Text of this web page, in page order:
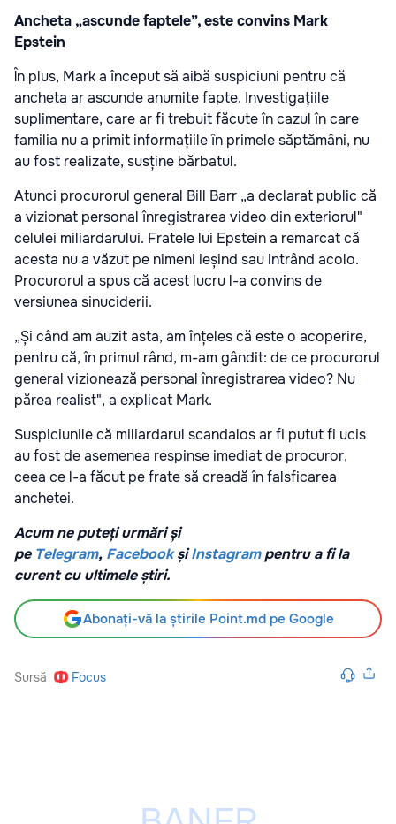
Ancheta „ascunde faptele”, este convins Mark
Epstein
În plus, Mark a început să aibă suspiciuni pentru că
ancheta ar ascunde anumite fapte. Investigațiile
suplimentare, care ar fi trebuit făcute în cazul în care
familia nu a primit informațiile în primele săptămâni, nu
au fost realizate, susține bărbatul.
Atunci procurorul general Bill Barr „a declarat public că
a vizionat personal înregistrarea video din exteriorul"
celulei miliardarului. Fratele lui Epstein a remarcat că
acesta nu a văzut pe nimeni ieșind sau intrând acolo.
Procurorul a spus că acest lucru l-a convins de
versiunea sinuciderii.
„Și când am auzit asta, am înțeles că este o acoperire,
pentru că, în primul rând, m-am gândit: de ce procurorul
general vizionează personal înregistrarea video? Nu
părea realist", a explicat Mark.
Suspiciunile că miliardarul scandalos ar fi putut fi ucis
au fost de asemenea respinse imediat de procuror,
ceea ce l-a făcut pe frate să creadă în falsficarea
anchetei.
Acum ne puteți urmări și
pe Telegram, Facebook șiInstagrampentru a fi la
curent cu ultimele știri.
Abonați-vă la știrile Point.md pe Google
Sursă Focus